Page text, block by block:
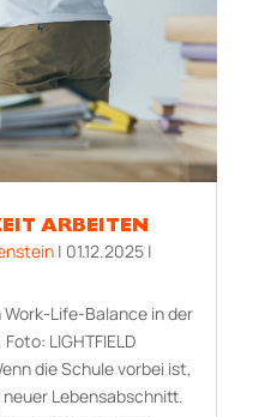
ARBEITEN
| 01.12.2025|
Life-Balance in der
LIGHTFIELD
die Schule vorbei ist,
Lebensabschnitt.